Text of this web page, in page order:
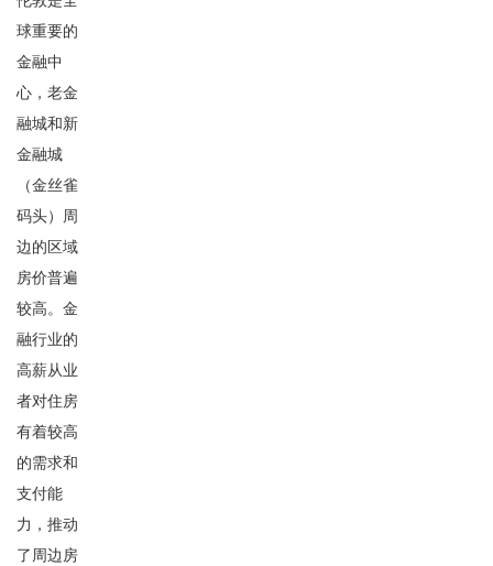
球重要的
金融中
心，老金
融城和新
金融城
（金丝雀
码头）周
边的区域
房价普遍
较高。金
融行业的
高薪从业
者对住房
有着较高
的需求和
支付能
力，推动
了周边房